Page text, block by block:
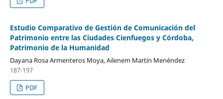
Estudio Comparativo de Gestión de Comunicación del
Patrimonio entre las Ciudades Cienfuegos y Córdoba,
Patrimonio de la Humanidad
Dayana Rosa Armenteros Moya, Ailenem Martín Menéndez
187-197
PDF